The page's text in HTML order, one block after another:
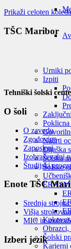
Urniki
Izpiti
Poklicna
Načrti
Dijaška
Šolska
Šolsko
Obrazci,
Šolski
Karierni
Prikaži celoten
TŠC Maribor
Tehniški šolski
O šoli
O zavodu
Zgodovina
Zaposleni
Izobraževalni
Študijski
Enote TŠC
Srednja strojna
Višja
MIC in
Izberi jezik